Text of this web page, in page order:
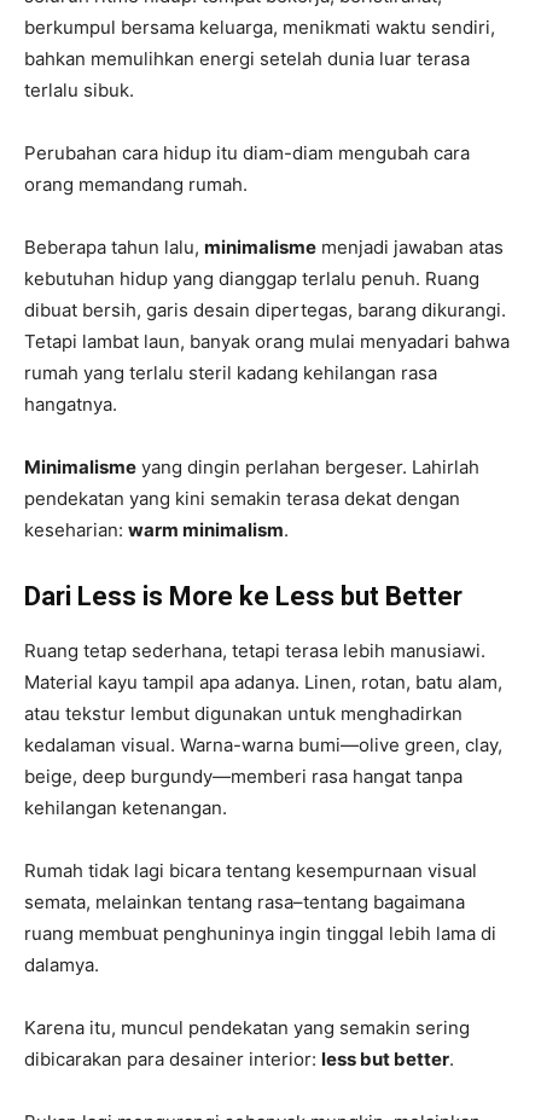
berkumpul bersama keluarga, menikmati waktu sendiri,
bahkan memulihkan energi setelah dunia luar terasa
terlalu sibuk.
Perubahan cara hidup itu diam-diam mengubah cara
orang memandang rumah.
Beberapa tahun lalu, minimalisme menjadi jawaban atas
kebutuhan hidup yang dianggap terlalu penuh. Ruang
dibuat bersih, garis desain dipertegas, barang dikurangi.
Tetapi lambat laun, banyak orang mulai menyadari bahwa
rumah yang terlalu steril kadang kehilangan rasa
hangatnya.
Minimalisme yang dingin perlahan bergeser. Lahirlah
pendekatan yang kini semakin terasa dekat dengan
keseharian: warm minimalism.
Dari Less is More ke Less but Better
Ruang tetap sederhana, tetapi terasa lebih manusiawi.
Material kayu tampil apa adanya. Linen, rotan, batu alam,
atau tekstur lembut digunakan untuk menghadirkan
kedalaman visual. Warna-warna bumi—olive green, clay,
beige, deep burgundy—memberi rasa hangat tanpa
kehilangan ketenangan.
Rumah tidak lagi bicara tentang kesempurnaan visual
semata, melainkan tentang rasa–tentang bagaimana
ruang membuat penghuninya ingin tinggal lebih lama di
dalamya.
Karena itu, muncul pendekatan yang semakin sering
dibicarakan para desainer interior: less but better.